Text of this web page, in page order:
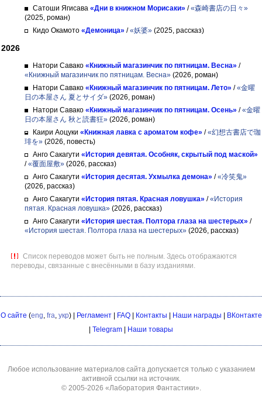
Сатоши Ягисава «Дни в книжном Морисаки» /«森崎書店の日々»
(2025, роман)
Кидо Окамото «Демоница» /«妖婆» (2025, рассказ)
2026
Натори Савако «Книжный магазинчик по пятницам. Весна» /
«Книжный магазинчик по пятницам. Весна» (2026, роман)
Натори Савако «Книжный магазинчик по пятницам. Лето» /«金曜
日の本屋さん 夏とサイダ» (2026, роман)
Натори Савако «Книжный магазинчик по пятницам. Осень» /«金曜
日の本屋さん 秋と読書狂» (2026, роман)
Каири Аоцуки «Книжная лавка с ароматом кофе» /«幻想古書店で珈
琲を» (2026, повесть)
Анго Сакагути «История девятая. Особняк, скрытый под маской»
/«覆面屋敷» (2026, рассказ)
Анго Сакагути «История десятая. Ухмылка демона» /«冷笑鬼»
(2026, рассказ)
Анго Сакагути «История пятая. Красная ловушка» /«История
пятая. Красная ловушка» (2026, рассказ)
Анго Сакагути «История шестая. Полтора глаза на шестерых» /
«История шестая. Полтора глаза на шестерых» (2026, рассказ)
Список переводов может быть не полным. Здесь отображаются
переводы, связанные с внесёнными в базу изданиями.
О сайте (eng, fra, укр) | Регламент| FAQ| Контакты Наши награды
ВКонтакте
Telegram Наши товары
Любое использование материалов сайта допускается только с указанием
активной ссылки на источник.
© 2005-2026 «Лаборатория Фантастики».